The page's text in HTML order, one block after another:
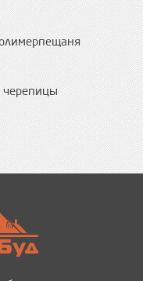
черепицы